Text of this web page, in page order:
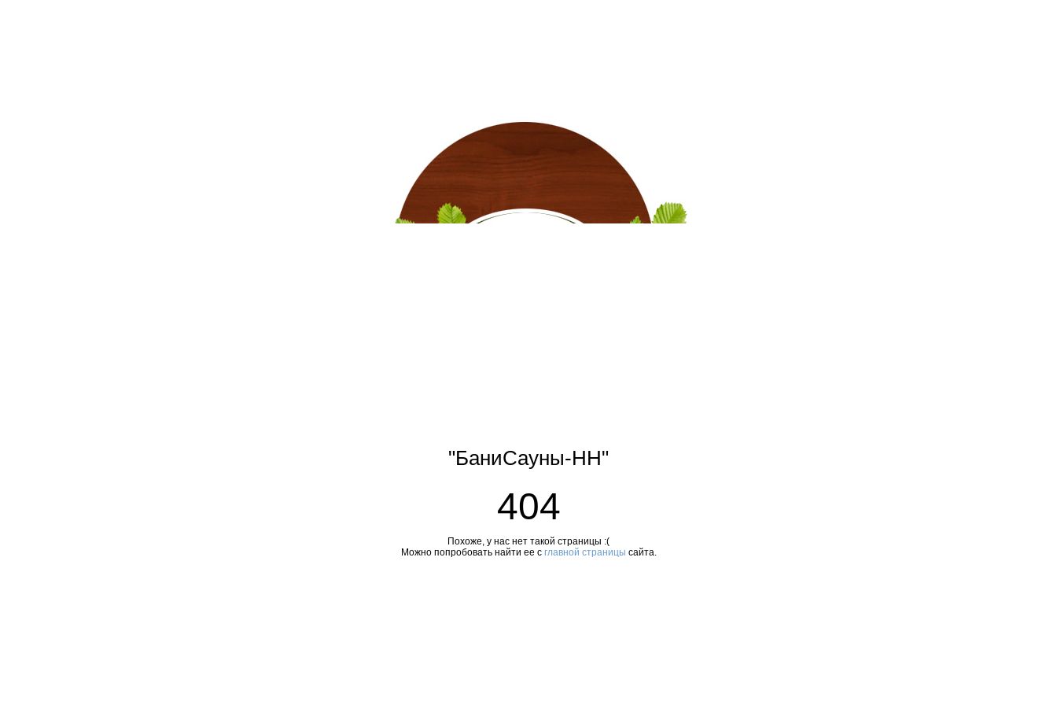
"БаниСауны-НН"
404
Похоже, у нас нет такой страницы :(
Можно попробовать найти ее с главной страницы сайта.